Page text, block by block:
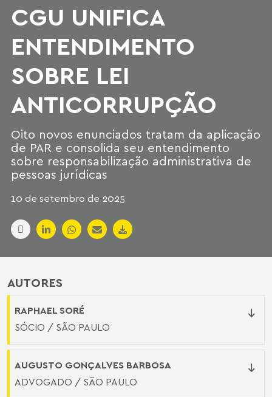
CGU UNIFICA
ENTENDIMENTO
SOBRE LEI
ANTICORRUPÇÃO
Oito novos enunciados tratam da aplicação
de PAR e consolida seu entendimento
sobre responsabilização administrativa de
pessoas jurídicas
10 de setembro de 2025
AUTORES
RAPHAEL SORÉ
SÓCIO / SÃO PAULO
AUGUSTO GONÇALVES BARBOSA
ADVOGADO / SÃO PAULO